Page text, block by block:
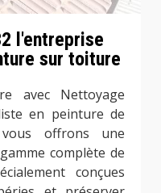
l'entreprise
sur toiture
avec Nettoyage
en peinture de
offrons une
complète de
conçues